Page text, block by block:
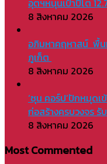
อุตฯหนุนเป้าปีโต
8 สิงหาคม 2026
อภิมหาคฤหาสน์ พื้น
ภูเก็ต
8 สิงหาคม 2026
‘ซุน คอร์ป’ปักหมุด
ก่อสร้างครบวงจร รั
8 สิงหาคม 2026
Most Commented